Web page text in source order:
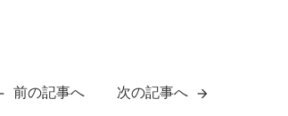
前の記事へ 次の記事へ